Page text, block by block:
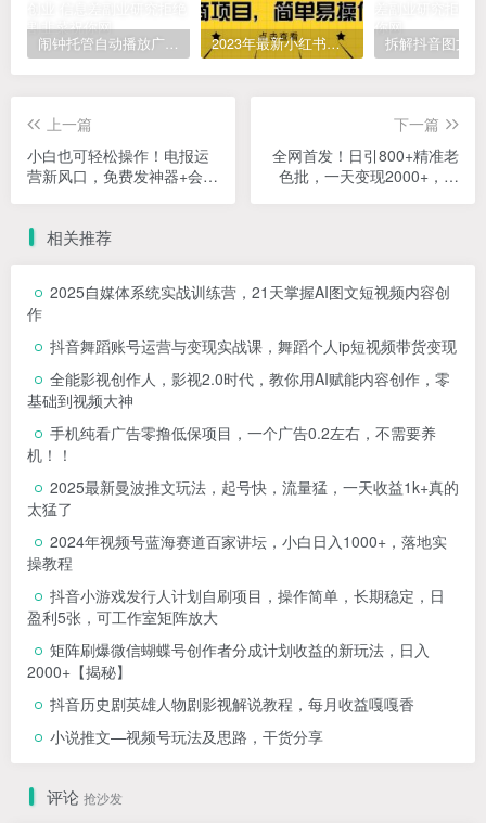
闹钟托管自动播放广告，单机5-10，无需人工操作 2023年最新小红书成人电商项目，简单易操作【详细教程】
上一篇
小白也可轻松操作！电报运
营新风口，免费发神器+会员
下一篇
全网首发！日引800+精准老
色批，一天变现2000+，独
相关推荐
2025自媒体系统实战训练营，21天掌握AI图文短视频内容创
作
抖音舞蹈账号运营与变现实战课，舞蹈个人ip短视频带货变现
全能影视创作人，影视2.0时代，教你用AI赋能内容创作，​零
基础到视频大神
手机纯看广告零撸低保项目，一个广告0.2左右，不需要养
机！！
2025最新曼波推文玩法，起号快，流量猛，一天收益1k+真的
太猛了
2024年视频号蓝海赛道百家讲坛，小白日入1000+，落地实
操教程
抖音小游戏发行人计划自刷项目，操作简单，长期稳定，日
盈利5张，可工作室矩阵放大
矩阵刷爆微信蝴蝶号创作者分成计划收益的新玩法，日入
2000+【揭秘】
抖音历史剧英雄人物剧影视解说教程，每月收益嘎嘎香
小说推文—视频号玩法及思路，干货分享
评论 抢沙发